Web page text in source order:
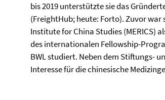
bis 2019 unterstützte sie das
(FreightHub; heute: Forto). Zuvor
Institute for China Studies (MERICS)
des internationalen Fellowship-
BWL studiert. Neben dem Stiftungs-
Interesse für die chinesische